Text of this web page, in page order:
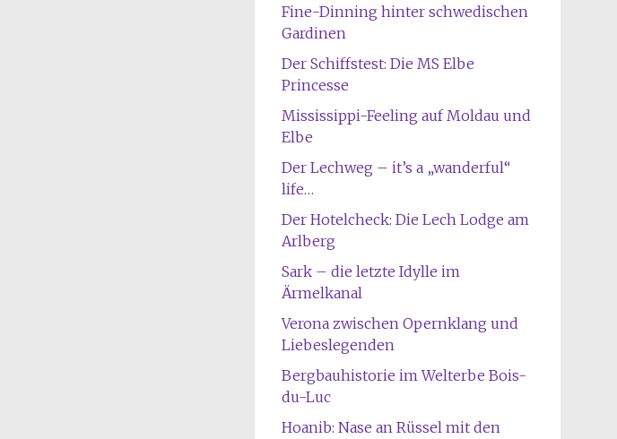
Fine-Dinning hinter schwedischen
Gardinen
Der Schiffstest: Die MS Elbe
Princesse
Mississippi-Feeling auf Moldau und
Elbe
Der Lechweg – it’s a „wanderful“
life…
Der Hotelcheck: Die Lech Lodge am
Arlberg
Sark – die letzte Idylle im
Ärmelkanal
Verona zwischen Opernklang und
Liebeslegenden
Bergbauhistorie im Welterbe Bois-
du-Luc
Hoanib: Nase an Rüssel mit den